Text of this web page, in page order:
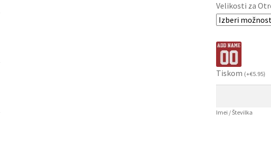
Velikosti za
Tiskom (+€5.95)
Imei / Številka